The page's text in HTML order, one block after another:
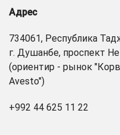
Адрес
734061, Республика
г. Душанбе, проспект
(ориентир - рынок
Avesto")
+992 44 625 11 22